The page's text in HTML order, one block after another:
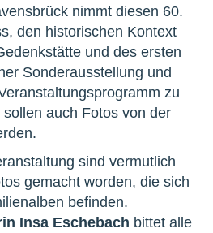
nimmt diesen 60.
den historischen Kontext
und des ersten
Sonderausstellung und
zu
auch Fotos von der
sind vermutlich
gemacht worden, die sich
befinden.
Insa Eschebach bittet alle